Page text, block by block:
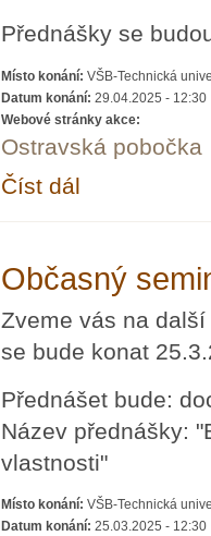
Přednášky se
Místo konání: VŠB-Technická
Datum konání: 29.04.2025 - 12:30
Webové stránky akce:
Ostravská pobočka
Číst dál
Občasný
Zveme vás na
se bude konat
Přednášet bude:
Název přednášky:
vlastnosti"
Místo konání: VŠB-Technická
Datum konání: 25.03.2025 - 12:30